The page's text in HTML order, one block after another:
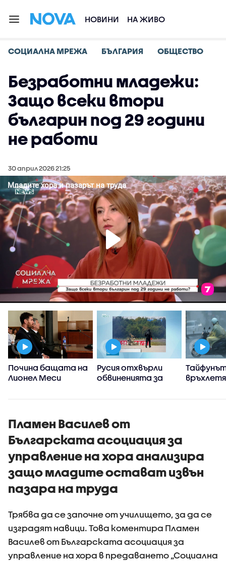
НОВИНИ НА ЖИВО
СОЦИАЛНА МРЕЖА БЪЛГАРИЯ ОБЩЕСТВО
Безработни младежи:
Защо всеки втори
българин под 29 години
не работи
30 април 2026 21:25
Почина бащата на
Лионел Меси
Русия отхвърли
обвиненията за
инцидента с дрон
Лайпциг
Пламен Василев от
Българската асоциация за
управление на хора анализира
защо младите остават извън
пазара на труда
Трябва да се започне от училището, за да се
изградят навици. Това коментира Пламен
Василев от Българската асоциация за
управление на хора в предаването „Социална